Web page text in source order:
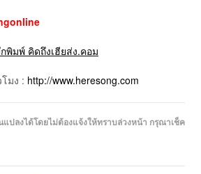
พิมพ์ คิดถึงเฮียส่ง.คอม
มง : http://www.heresong.com
ปลงได้โดยไม่ต้องแจ้งให้ทราบล่วงหน้า กรุณาเช็ค